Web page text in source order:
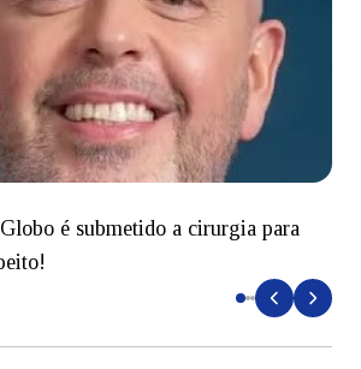
é submetido a cirurgia para